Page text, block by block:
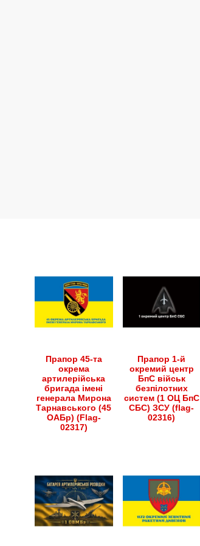
Прапор 45-та
окрема
артилерійська
бригада імені
генерала Мирона
Тарнавського (45
ОАБр) (Flag-
02317)
Прапор 1-й
окремий центр
БпС військ
безпілотних
систем (1 ОЦ БпС
СБС) ЗСУ (flag-
02316)